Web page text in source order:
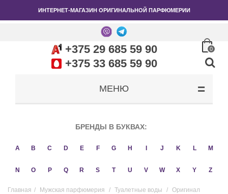
ИНТЕРНЕТ-МАГАЗИН ОРИГИНАЛЬНОЙ ПАРФЮМЕРИИ
+375 29 685 59 90
+375 33 685 59 90
0
МЕНЮ
БРЕНДЫ В БУКВАХ:
A B C D E F G H J K L M
N O P Q R S T U V W X Y Z
Главная / Мужская парфюмерия / Туалетные воды / Оригинал